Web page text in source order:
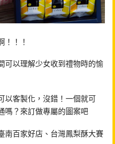
！！！
可以理解少女收到禮物時的愉
以客製化，沒錯！一個就可
嗎？來訂做專屬的圖案吧
南百家好店、台灣鳳梨酥大賽